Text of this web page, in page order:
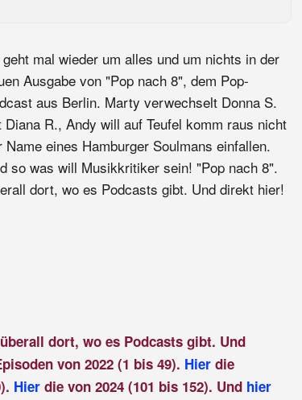
mal wieder um alles und um nichts in der
Ausgabe von "Pop nach 8", dem Pop-
aus Berlin. Marty verwechselt Donna S.
Diana R., Andy will auf Teufel komm raus nicht
Name eines Hamburger Soulmans einfallen.
so was will Musikkritiker sein! "Pop nach 8".
dort, wo es Podcasts gibt. Und direkt hier!
dort, wo es Podcasts gibt. Und
von 2022 (1 bis 49). Hier die
Hier die von 2024 (101 bis 152). Und hier